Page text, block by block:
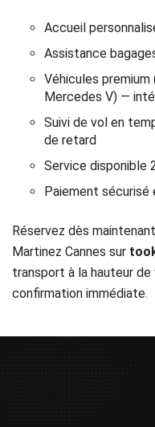
Accueil
Assistance
Véhicules premium
Mercedes V) —
Suivi de vol en
de retard
Service disponible
Paiement sécurisé
Réservez dès
Martinez Cannes sur
transport à la hauteur
confirmation immédiate.